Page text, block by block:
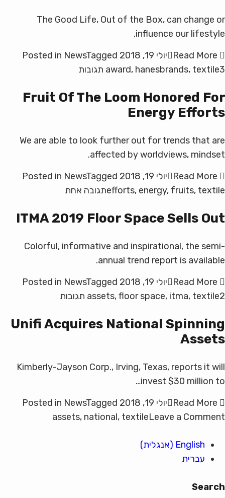
WestPoint
The Good Life, Out of the Box, can change or
influence our lifestyle.
Read More
יולי 19, 2018 Posted in NewsTagged
award, hanesbrands, textile3 תגובות
Awarded
Fruit Of The Loom Honored For
Energy Efforts
We are able to look further out for trends that are
affected by worldviews, mindset.
Read More
יולי 19, 2018 Posted in NewsTagged
efforts, energy, fruits, textile תגובה אחת
Of
Loom
Energy
Efforts
ITMA 2019 Floor Space Sells Out
Colorful, informative and inspirational, the semi-
annual trend report is available.
Read More
יולי 19, 2018 Posted in NewsTagged
assets,floor space, itma, textile2 תגובות
2019
Sells
Unifi Acquires National Spinning
Assets
Kimberly-Jayson Corp., Irving, Texas, reports it will
invest $30 million to…
Read More
יולי 19, 2018 Posted in NewsTagged
assets, national, textileLeave a Comment
English
(אנגלית)
עברית
Search